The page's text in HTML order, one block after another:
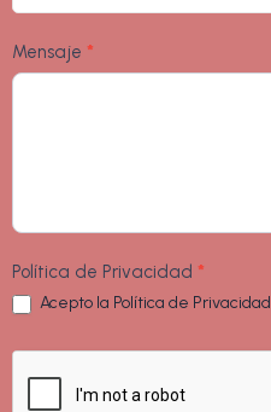
Mensaje *
Política de Privacidad *
Acepto la Política de Privacidad